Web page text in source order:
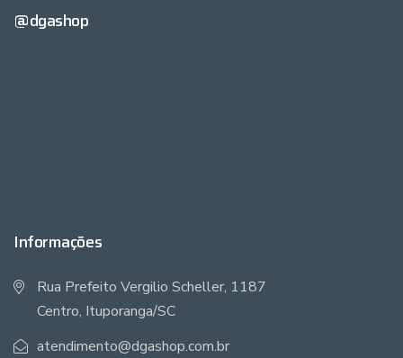
Informações
Rua Prefeito Vergilio Scheller, 1187
Centro, Ituporanga/SC
atendimento@dgashop.com.br
@dgashop